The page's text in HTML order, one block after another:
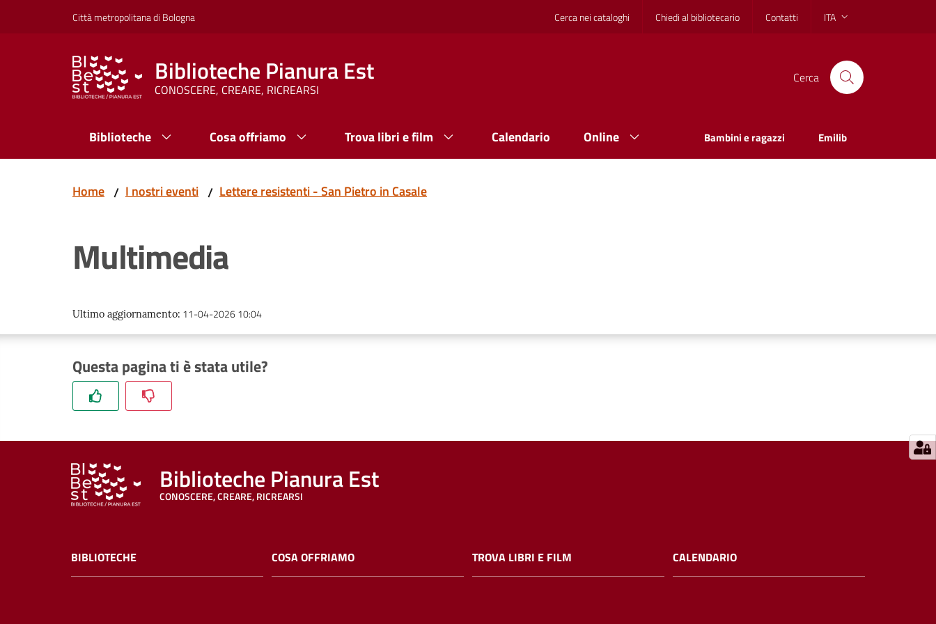
Vai al contenuto
Vai alla navigazioneCittà metropolitana di Bologna Cerca nei cataloghi Chiedi al bibliotecario Contatti ITA
Biblioteche Pianura Est
CONOSCERE, CREARE, RICREARSI
Cerca
Biblioteche Cosa offriamo Trova libri e film Calendario Online Bambini e ragazzi Emilib
Home / I nostri eventi / Lettere resistenti - San Pietro in Casale
Multimedia
Ultimo aggiornamento: 11-04-2026 10:04
Questa pagina ti è stata utile?
Biblioteche Pianura Est
CONOSCERE, CREARE, RICREARSI
BIBLIOTECHE COSA OFFRIAMO TROVA LIBRI E FILM CALENDARIO